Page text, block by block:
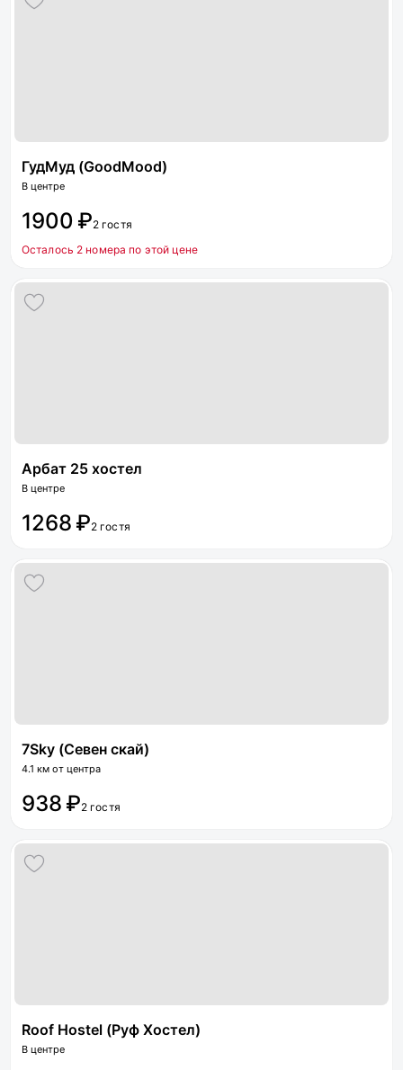
ГудМуд (GoodMood)
В центре
1900 ₽2 гостя
Осталось 2 номера по этой цене
Арбат 25 хостел
В центре
1268 ₽2 гостя
7Sky (Севен скай)
4.1 км от центра
938 ₽2 гостя
Roof Hostel (Руф Хостел)
В центре